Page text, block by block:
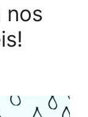
nos